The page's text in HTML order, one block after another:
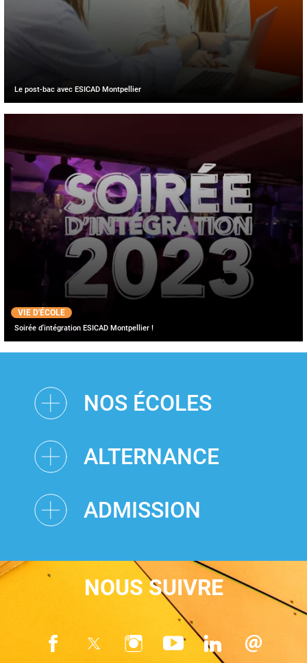
Le post-bac avec ESICAD Montpellier
VIE D'ÉCOLE
Soirée d'intégration ESICAD Montpellier !
NOS ÉCOLES
ALTERNANCE
ADMISSION
NOUS SUIVRE